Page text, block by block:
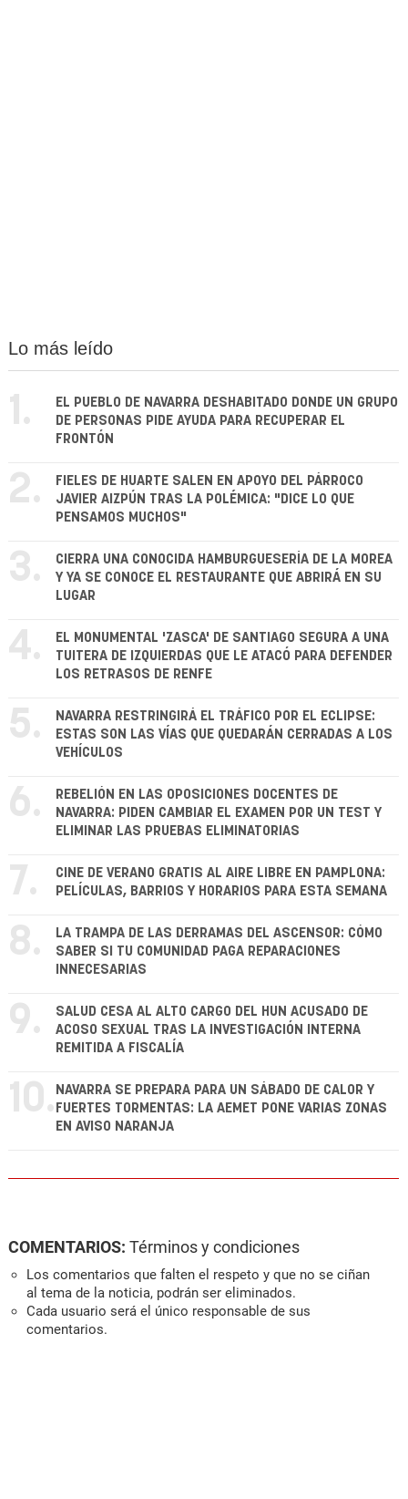
Lo más leído
1.
EL PUEBLO DE NAVARRA DESHABITADO DONDE UN GRUPO
DE PERSONAS PIDE AYUDA PARA RECUPERAR EL
FRONTÓN
2.
FIELES DE HUARTE SALEN EN APOYO DEL PÁRROCO
JAVIER AIZPÚN TRAS LA POLÉMICA: "DICE LO QUE
PENSAMOS MUCHOS"
3.
CIERRA UNA CONOCIDA HAMBURGUESERÍA DE LA MOREA
Y YA SE CONOCE EL RESTAURANTE QUE ABRIRÁ EN SU
LUGAR
4.
EL MONUMENTAL 'ZASCA' DE SANTIAGO SEGURA A UNA
TUITERA DE IZQUIERDAS QUE LE ATACÓ PARA DEFENDER
LOS RETRASOS DE RENFE
5.
NAVARRA RESTRINGIRÁ EL TRÁFICO POR EL ECLIPSE:
ESTAS SON LAS VÍAS QUE QUEDARÁN CERRADAS A LOS
VEHÍCULOS
6.
REBELIÓN EN LAS OPOSICIONES DOCENTES DE
NAVARRA: PIDEN CAMBIAR EL EXAMEN POR UN TEST Y
ELIMINAR LAS PRUEBAS ELIMINATORIAS
7.
CINE DE VERANO GRATIS AL AIRE LIBRE EN PAMPLONA:
PELÍCULAS, BARRIOS Y HORARIOS PARA ESTA SEMANA
8.
LA TRAMPA DE LAS DERRAMAS DEL ASCENSOR: CÓMO
SABER SI TU COMUNIDAD PAGA REPARACIONES
INNECESARIAS
9.
SALUD CESA AL ALTO CARGO DEL HUN ACUSADO DE
ACOSO SEXUAL TRAS LA INVESTIGACIÓN INTERNA
REMITIDA A FISCALÍA
10. NAVARRA SE PREPARA PARA UN SÁBADO DE CALOR Y
FUERTES TORMENTAS: LA AEMET PONE VARIAS ZONAS
EN AVISO NARANJA
COMENTARIOS: Términos y condiciones
Los comentarios que falten el respeto y que no se ciñan
al tema de la noticia, podrán ser eliminados.
Cada usuario será el único responsable de sus
comentarios.